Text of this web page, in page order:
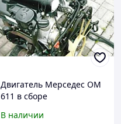
Двигатель Мерседес ОМ
611 в сборе
В наличии